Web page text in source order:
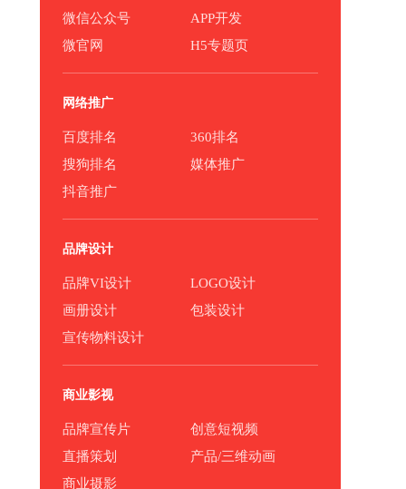
微信公众号
APP开发
微官网
H5专题页
网络推广
百度排名
360排名
搜狗排名
媒体推广
抖音推广
品牌设计
品牌VI设计
LOGO设计
画册设计
包装设计
宣传物料设计
商业影视
品牌宣传片
创意短视频
直播策划
产品/三维动画
商业摄影